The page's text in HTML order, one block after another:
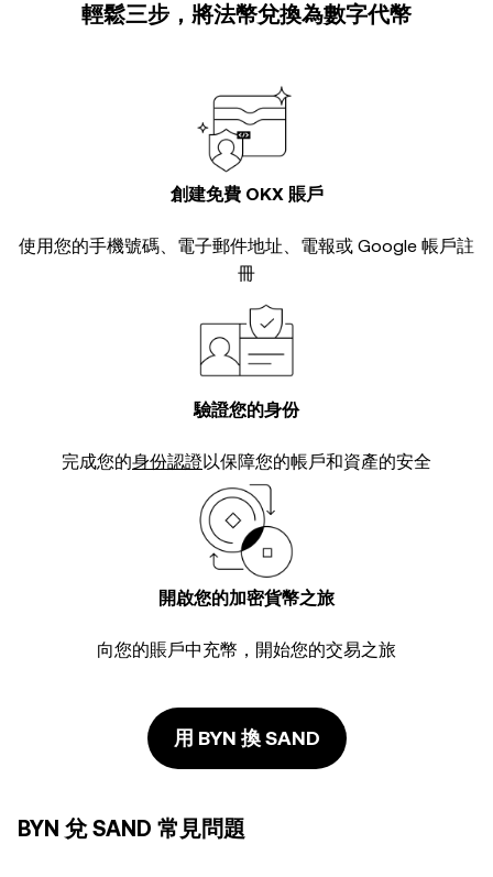
輕鬆三步，將法幣兌換為數字代幣
創建免費 OKX 賬戶
使用您的手機號碼、電子郵件地址、電報或 Google 帳戶註
冊
驗證您的身份
完成您的身份認證以保障您的帳戶和資產的安全
開啟您的加密貨幣之旅
向您的賬戶中充幣，開始您的交易之旅
用 BYN 換 SAND
BYN 兌 SAND 常見問題